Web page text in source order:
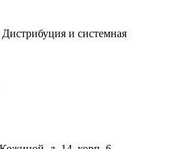
и системная